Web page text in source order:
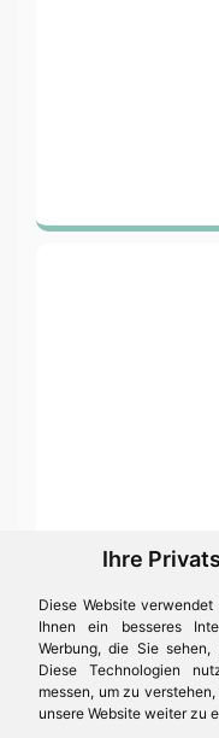
Ihre
Diese Website
Ihnen ein besseres
Werbung, die Sie sehen,
Diese Technologien
messen, um zu
unsere Website weiter zu